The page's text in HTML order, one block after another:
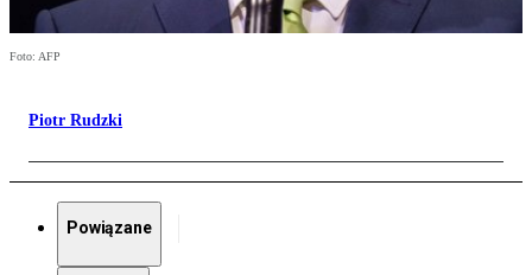
Foto: AFP
Piotr Rudzki
Powiązane